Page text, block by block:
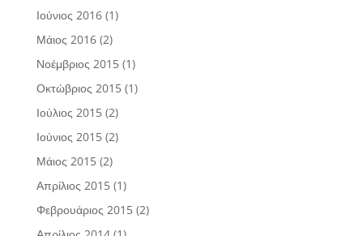
Ιούνιος 2016(1)
Μάιος 2016(2)
Νοέμβριος 2015(1)
Οκτώβριος 2015(1)
Ιούλιος 2015(2)
Ιούνιος 2015(2)
Μάιος 2015(2)
Απρίλιος 2015(1)
Φεβρουάριος 2015(2)